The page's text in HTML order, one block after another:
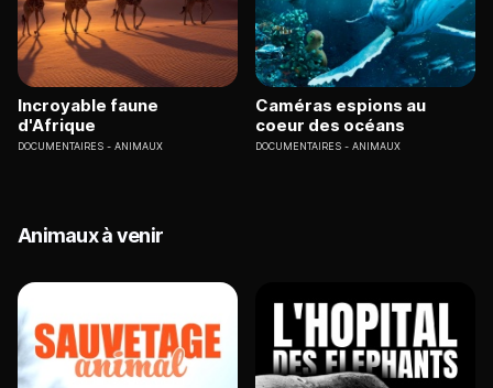
Incroyable faune
d'Afrique
DOCUMENTAIRES ANIMAUX
Caméras espions au
coeur des océans
DOCUMENTAIRES ANIMAUX
Animaux à venir